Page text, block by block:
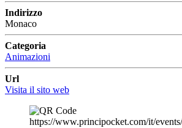
Indirizzo
Monaco
Categoria
Animazioni
Url
Visita il sito web